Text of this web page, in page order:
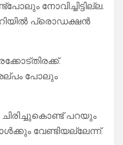
നോവിച്ചിട്ടില്ല.
പ്രൊഡക്ഷൻ
പോലും
ചിരിച്ചുകൊണ്ട് പറയും
വേണ്ടിയല്ലേന്ന്‌.